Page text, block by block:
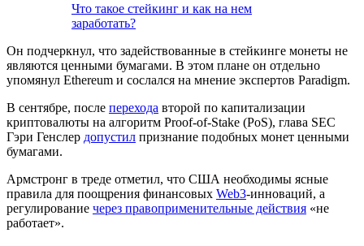
Что такое стейкинг и как на нем
заработать?
Он подчеркнул, что задействованные в стейкинге монеты не
являются ценными бумагами. В этом плане он отдельно
упомянул Ethereum и сослался на мнение экспертов Paradigm.
В сентябре, после перехода второй по капитализации
криптовалюты на алгоритм Proof-of-Stake (PoS), глава SEC
Гэри Генслер допустил признание подобных монет ценными
бумагами.
Армстронг в треде отметил, что США необходимы ясные
правила для поощрения финансовых Web3-инноваций, а
регулирование через правоприменительные действия «не
работает».